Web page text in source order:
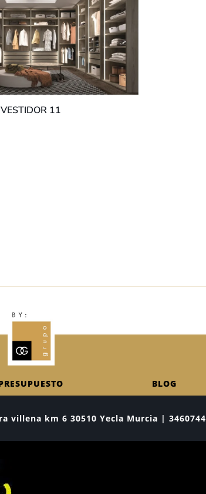
VESTIDOR 11
BLOG
km 6 30510 Yecla Murcia |